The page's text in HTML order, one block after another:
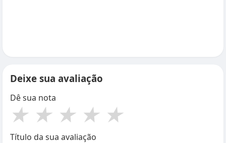
Deixe sua avaliação
Dê sua nota
★ ★ ★ ★ ★
Título da sua avaliação